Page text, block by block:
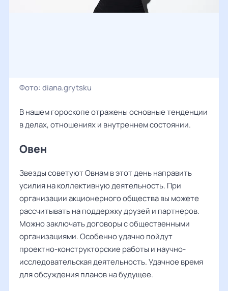
Фото: diana.grytsku
В нашем гороскопе отражены основные тенденции
в делах, отношениях и внутреннем состоянии.
Овен
Звезды советуют Овнам в этот день направить
усилия на коллективную деятельность. При
организации акционерного общества вы можете
рассчитывать на поддержку друзей и партнеров.
Можно заключать договоры с общественными
организациями. Особенно удачно пойдут
проектно-конструкторские работы и научно-
исследовательская деятельность. Удачное время
для обсуждения планов на будущее.